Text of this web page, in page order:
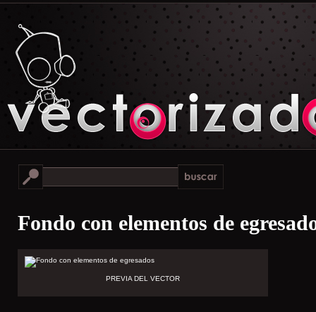
Fondo con elementos de
PREVIA DEL VECTOR